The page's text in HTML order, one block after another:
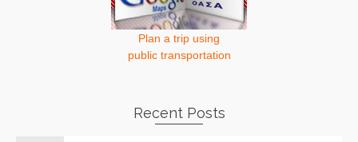
Plan a trip using
public transportation
Recent Posts